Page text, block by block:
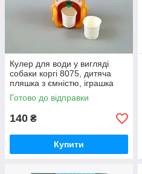
Кулер для води у вигляді
собаки коргі 8075, дитяча
пляшка з ємністю, іграшка
для прогулянок, 3 кольори
Готово до відправки
140 ₴
Купити